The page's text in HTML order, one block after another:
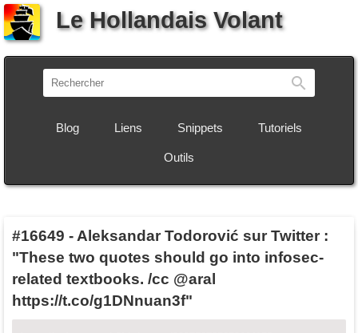
Le Hollandais Volant
Blog Liens Snippets Tutoriels
Outils
#16649 - Aleksandar Todorović sur Twitter :
"These two quotes should go into infosec-
related textbooks. /cc @aral
https://t.co/g1DNnuan3f"